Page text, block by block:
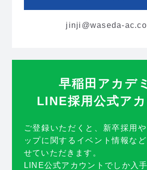
jinji@waseda-
早稲田アカデ
LINE採用公式ア
ご登録いただくと、新卒採用
ップに関するイベント情報な
せていただきます。
LINE公式アカウントでしか入
アル
お知らせ